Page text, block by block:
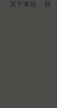
关于本站
联